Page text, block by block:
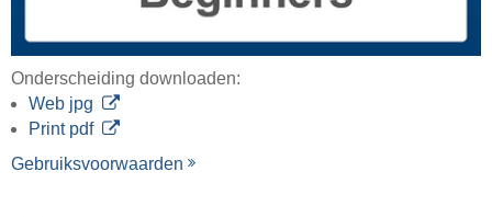
Onderscheiding downloaden:
Web jpg
Print pdf
Gebruiksvoorwaarden